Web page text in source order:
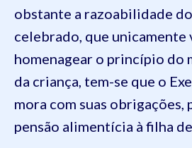
obstante a razoabilidade
celebrado, que unicamente
homenagear o princípio do
da criança, tem-se que o
mora com suas obrigações,
pensão alimentícia à filha